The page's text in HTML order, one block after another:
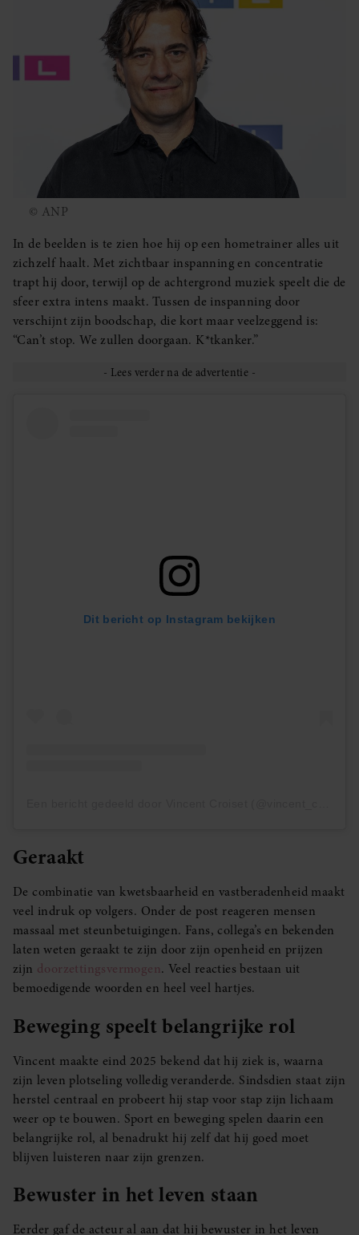
© ANP
In de beelden is te zien hoe hij op een hometrainer alles uit
zichzelf haalt. Met zichtbaar inspanning en concentratie
trapt hij door, terwijl op de achtergrond muziek speelt die de
sfeer extra intens maakt. Tussen de inspanning door
verschijnt zijn boodschap, die kort maar veelzeggend is:
“Can’t stop. We zullen doorgaan. K*tkanker.”
Dit bericht op Instagram bekijken
Geraakt
De combinatie van kwetsbaarheid en vastberadenheid maakt
veel indruk op volgers. Onder de post reageren mensen
massaal met steunbetuigingen. Fans, collega’s en bekenden
laten weten geraakt te zijn door zijn openheid en prijzen
zijn doorzettingsvermogen. Veel reacties bestaan uit
bemoedigende woorden en heel veel hartjes.
Beweging speelt belangrijke rol
Vincent maakte eind 2025 bekend dat hij ziek is, waarna
zijn leven plotseling volledig veranderde. Sindsdien staat zijn
herstel centraal en probeert hij stap voor stap zijn lichaam
weer op te bouwen. Sport en beweging spelen daarin een
belangrijke rol, al benadrukt hij zelf dat hij goed moet
blijven luisteren naar zijn grenzen.
Bewuster in het leven staan
Eerder gaf de acteur al aan dat hij bewuster in het leven